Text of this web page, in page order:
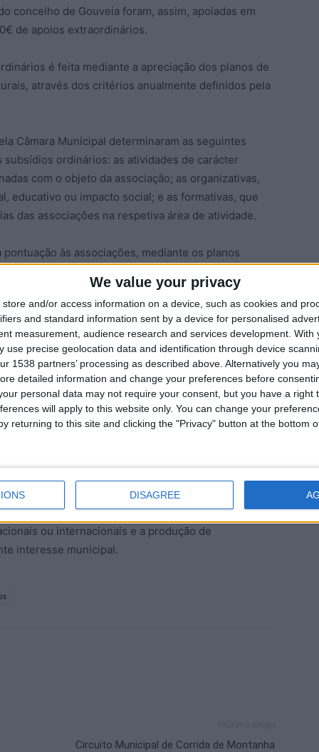
We value your privacy
store and/or access information on a device, such as cookies and
and standard information sent by a device for personalised
measurement, audience research and services development. With
use precise geolocation data and identification through device
1538 partners’ processing as described above. Alternatively you
detailed information and change your preferences before
personal data may not require your consent, but you have a right
will apply to this website only. You can change your
returning to this site and clicking the "Privacy" button at the bottom
DISAGREE
concelho de Gouveia foram, assim, apoiadas em
de apoios extraordinários.
é feita mediante a apreciação dos planos de
através dos critérios anualmente definidos pela
Câmara Municipal determinaram as seguintes
ordinários: as atividades de carácter
com o objeto da associação; as organizativas,
educativo ou impacto social; e as formativas, que
das associações na respetiva área de atividade.
às associações, mediante os planos
até 1500 pontos; ranchos folclóricos federados,
musical e teatral, até 750 pontos; e as restantes
pontos fossem convertidos em subsídio
(regra três simples), sendo o valor a
em orçamento.
segundo o Regulamento Municipal de
do Concelho de Gouveia, estes têm como
e organizacional das associações e o
interesse municipal.
na construção e reabilitação de
necessários ao seu funcionamento ou
apoiados os intercâmbios culturais, a
ou internacionais e a produção de
interesse municipal.
Circuito Municipal de Corrida de Montanha